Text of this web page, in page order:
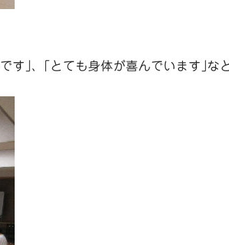
｣、｢とても身体が喜んでいます｣な